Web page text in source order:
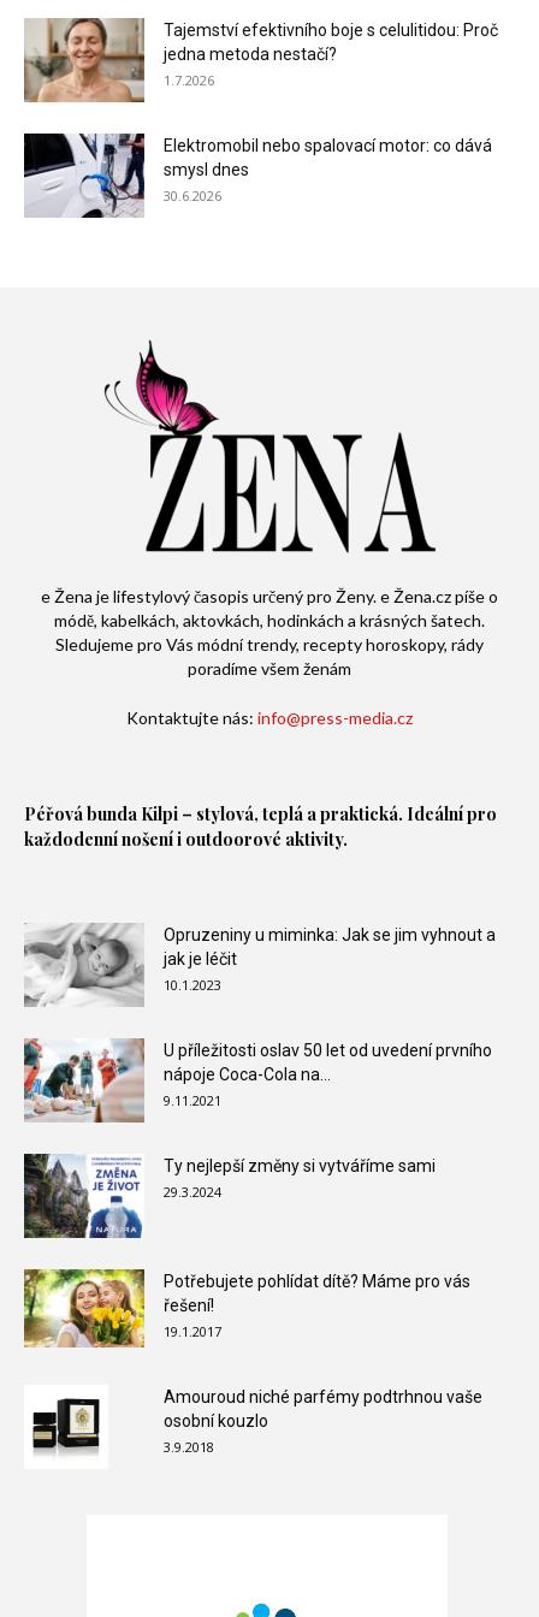
Tajemství efektivního boje s celulitidou: Proč
jedna metoda nestačí?
1.7.2026
Elektromobil nebo spalovací motor: co dává
smysl dnes
30.6.2026
e Žena je lifestylový časopis určený pro Ženy. e Žena.cz píše o
módě, kabelkách, aktovkách, hodinkách a krásných šatech.
Sledujeme pro Vás módní trendy, recepty horoskopy, rády
poradíme všem ženám
Kontaktujte nás: info@press-media.cz
Péřová bunda Kilpi – stylová, teplá a praktická. Ideální pro
každodenní nošení i outdoorové aktivity.
Opruzeniny u miminka: Jak se jim vyhnout a
jak je léčit
10.1.2023
U příležitosti oslav 50 let od uvedení prvního
nápoje Coca-Cola na...
9.11.2021
Ty nejlepší změny si vytváříme sami
29.3.2024
Potřebujete pohlídat dítě? Máme pro vás
řešení!
19.1.2017
Amouroud niché parfémy podtrhnou vaše
osobní kouzlo
3.9.2018